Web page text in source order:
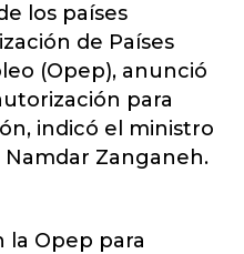
los países
de Países
(Opep), anunció
para
indicó el ministro
Zanganeh.
la Opep para